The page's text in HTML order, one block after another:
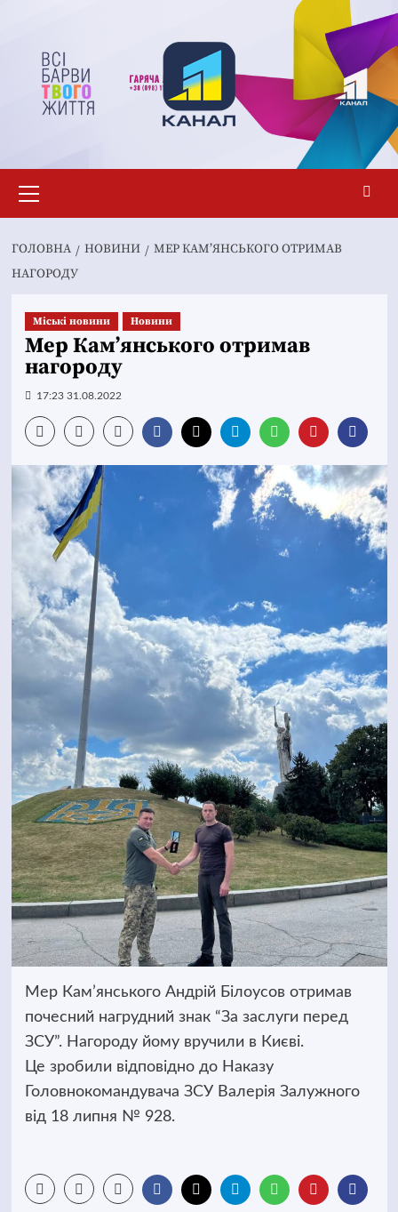
вмісту
меню
ГОЛОВНА НОВИНИ
МЕР КАМ’ЯНСЬКОГО ОТРИМАВ
НАГОРОДУ
Mіські новини Новини
Мер Кам’янського отримав
нагороду
17:23 31.08.2022
Мер Кам’янського Андрій Білоусов отримав
почесний нагрудний знак “За заслуги перед
ЗСУ”. Нагороду йому вручили в Києві.
Це зробили відповідно до Наказу
Головнокомандувача ЗСУ Валерія Залужного
від 18 липня № 928.